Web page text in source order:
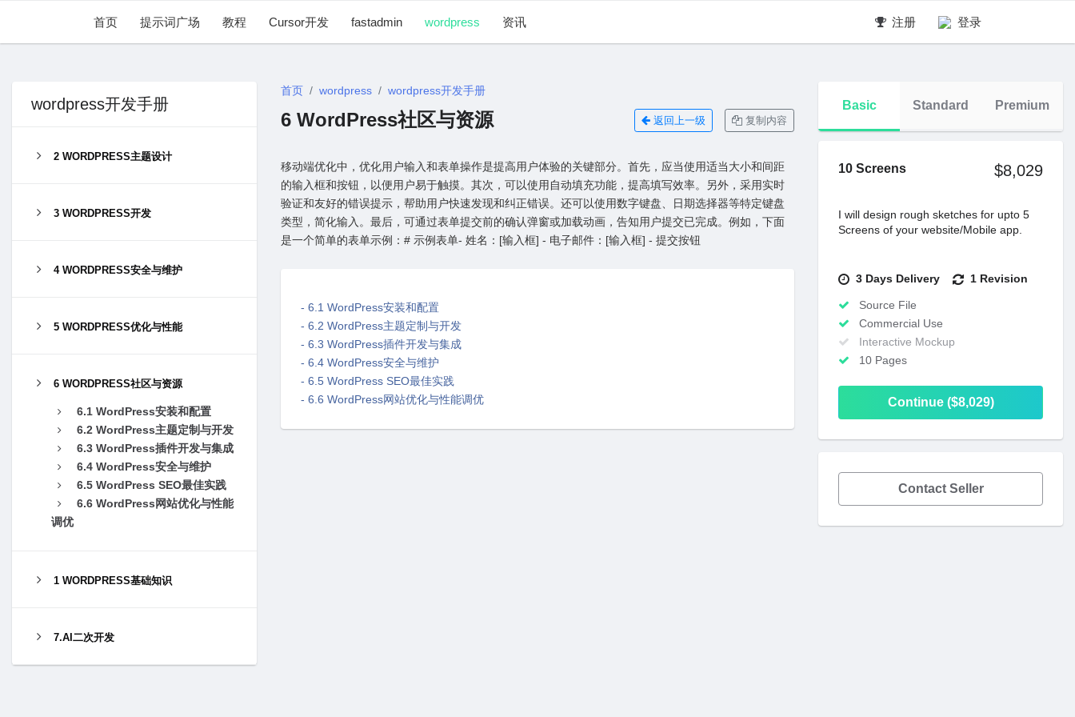
首页 提示词广场 教程 Cursor开发 fastadmin wordpress 资讯 注册 登录
wordpress开发手册
2 WORDPRESS主题设计
3 WORDPRESS开发
4 WORDPRESS安全与维护
5 WORDPRESS优化与性能
6 WORDPRESS社区与资源
6.1 WordPress安装和配置
6.2 WordPress主题定制与开发
6.3 WordPress插件开发与集成
6.4 WordPress安全与维护
6.5 WordPress SEO最佳实践
6.6 WordPress⽹站优化与性能
调优
1 WORDPRESS基础知识
7.AI二次开发
首页 wordpress wordpress开发手册
6 WordPress社区与资源 返回上一级 复制内容
移动端优化中，优化⽤户输⼊和表单操作是提⾼⽤户体验的关键部分。⾸先，应当使⽤适当⼤⼩和间距
的输⼊框和按钮，以便⽤户易于触摸。其次，可以使⽤⾃动填充功能，提⾼填写效率。另外，采⽤实时
验证和友好的错误提⽰，帮助⽤户快速发现和纠正错误。还可以使⽤数字键盘、⽇期选择器等特定键盘
类型，简化输⼊。最后，可通过表单提交前的确认弹窗或加载动画，告知⽤户提交已完成。例如，下⾯
是⼀个简单的表单⽰例：# 示例表单- 姓名：[输⼊框] - 电⼦邮件：[输⼊框] - 提交按钮
- 6.1 WordPress安装和配置
- 6.2 WordPress主题定制与开发
- 6.3 WordPress插件开发与集成
- 6.4 WordPress安全与维护
- 6.5 WordPress SEO最佳实践
- 6.6 WordPress⽹站优化与性能调优
Basic Standard Premium
10 Screens $8,029
I will design rough sketches for upto 5
Screens of your website/Mobile app.
3 Days Delivery 1 Revision
Source File
Commercial Use
Interactive Mockup
10 Pages
Continue ($8,029)
Contact Seller